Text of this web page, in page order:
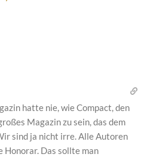
hatte nie, wie Compact, den
Magazin zu sein, das dem
sind ja nicht irre. Alle Autoren
Honorar. Das sollte man